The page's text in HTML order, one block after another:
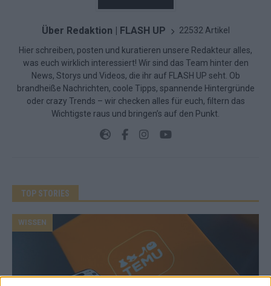
Über Redaktion | FLASH UP 22532 Artikel
Hier schreiben, posten und kuratieren unsere Redakteur alles,
was euch wirklich interessiert! Wir sind das Team hinter den
News, Storys und Videos, die ihr auf FLASH UP seht. Ob
brandheiße Nachrichten, coole Tipps, spannende Hintergründe
oder crazy Trends – wir checken alles für euch, filtern das
Wichtigste raus und bringen’s auf den Punkt.
TOP STORIES
WISSEN